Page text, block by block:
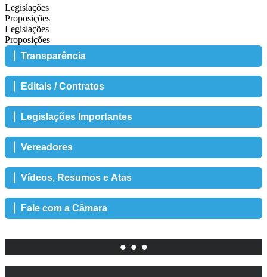
Legislações
Proposições
Legislações
Proposições
Transparência
Editais / Contratos
Legislações Importantes
Vereadores
Vídeos, Resumos e Atas
Fale com a Câmara
• • •